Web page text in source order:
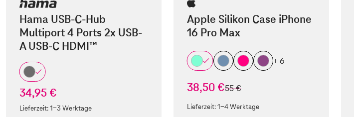
Hama USB-C-Hub
Multiport 4 Ports 2x USB-
A USB-C HDMI™
34,95 €
Lieferzeit:1-3 Werktage
Apple Silikon Case iPhone
16 Pro Max
+ 6
38,50 €statt
55 €
Lieferzeit:1-4 Werktage